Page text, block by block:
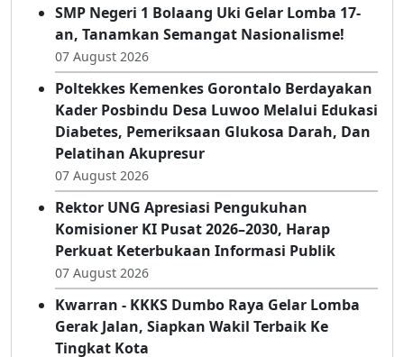
Kabar Terbaru
SMP Negeri 1 Bolaang Uki Gelar Lomba 17-
an, Tanamkan Semangat Nasionalisme!
07 August 2026
Poltekkes Kemenkes Gorontalo Berdayakan
Kader Posbindu Desa Luwoo Melalui Edukasi
Diabetes, Pemeriksaan Glukosa Darah, Dan
Pelatihan Akupresur
07 August 2026
Rektor UNG Apresiasi Pengukuhan
Komisioner KI Pusat 2026–2030, Harap
Perkuat Keterbukaan Informasi Publik
07 August 2026